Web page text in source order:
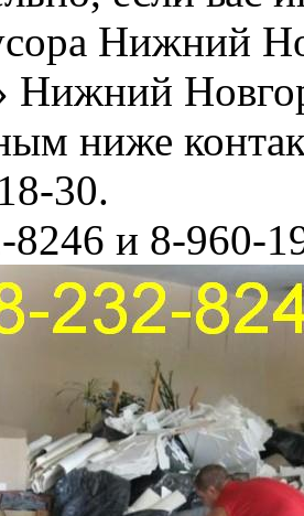
Нижний
Нижний
ниже
30.
8246 и 8-960-